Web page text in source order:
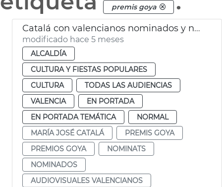
premis goya
Catalá con valencianos nominados y nominadas a Premios Goya
modificado hace 5 meses
ALCALDÍA
CULTURA Y FIESTAS POPULARES
CULTURA
TODAS LAS AUDIENCIAS
VALENCIA
EN PORTADA
EN PORTADA TEMÁTICA
NORMAL
MARÍA JOSÉ CATALÁ
PREMIS GOYA
PREMIOS GOYA
NOMINATS
NOMINADOS
AUDIOVISUALES VALENCIANOS